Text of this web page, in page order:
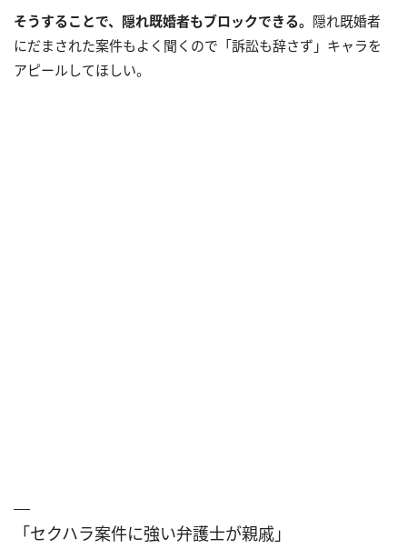
そうすることで、隠れ既婚者もブロックできる。 隠れ既婚者
にだまされた案件もよく聞くので「訴訟も辞さず」キャラを
アピールしてほしい。
「セクハラ案件に強い弁護士が親戚」